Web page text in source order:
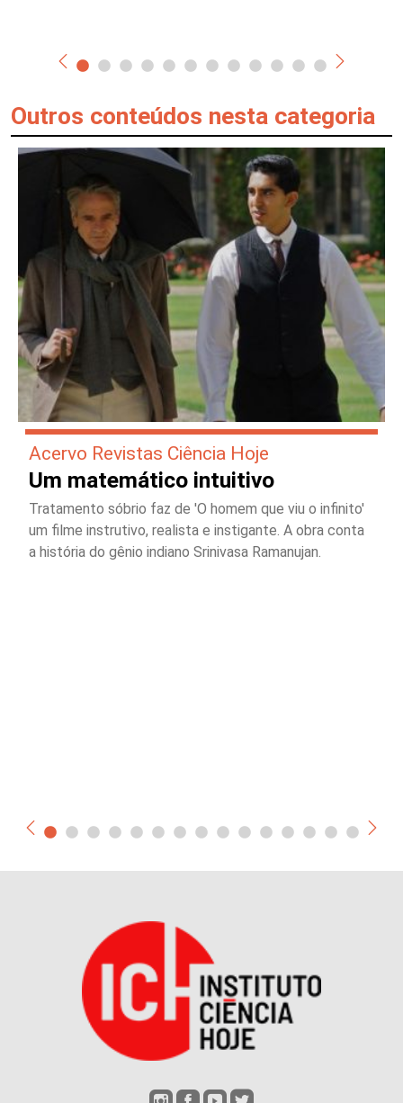
Outros conteúdos nesta categoria
Acervo Revistas Ciência Hoje
Um matemático intuitivo
Tratamento sóbrio faz de 'O homem que viu o infinito'
um filme instrutivo, realista e instigante. A obra conta
a história do gênio indiano Srinivasa Ramanujan.